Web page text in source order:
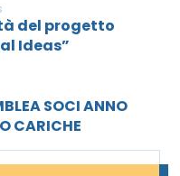
del progetto
Ideas”
SOCI ANNO
CARICHE